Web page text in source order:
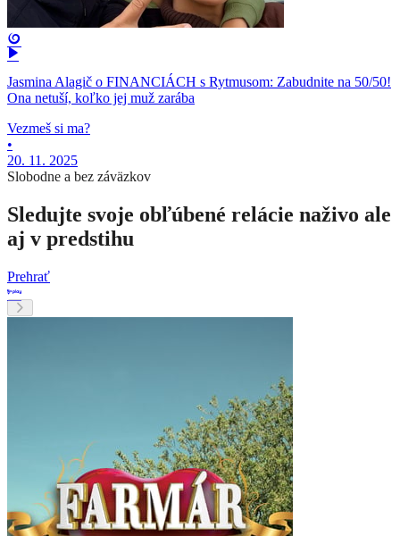
Jasmina Alagič o FINANCIÁCH s Rytmusom: Zabudnite na 50/50!
Ona netuší, koľko jej muž zarába
Vezmeš si ma?
•
20. 11. 2025
Slobodne a bez záväzkov
Sledujte svoje obľúbené relácie naživo ale
aj v predstihu
Prehrať